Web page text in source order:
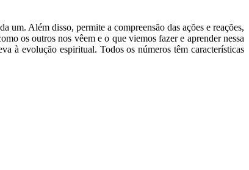
um. Além disso, permite a compreensão das ações e reações,
os outros nos vêem e o que viemos fazer e aprender nessa
à evolução espiritual. Todos os números têm características